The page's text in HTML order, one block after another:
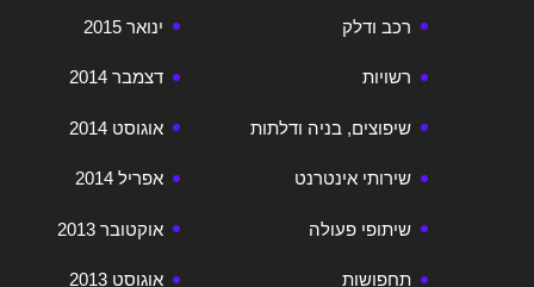
ינואר 2015
דצמבר 2014
אוגוסט 2014
אפריל 2014
אוקטובר 2013
אוגוסט 2013
רכב ודלק
רשויות
שיפוצים, בניה ודלתות
שירותי אינטרנט
שיתופי פעולה
תחפושות